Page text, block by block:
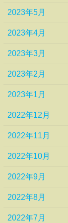
2023年5月
2023年4月
2023年3月
2023年2月
2023年1月
2022年12月
2022年11月
2022年10月
2022年9月
2022年8月
2022年7月